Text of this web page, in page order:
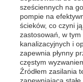
Produkty
Filmy
sześciennych na
pompie na
ścieków, co czyni
zastosowań, w
kanalizacyjnych i
zapewnia płynny
częstym
Źródłem zasilania
zapewniająca